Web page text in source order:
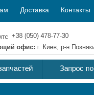
Доставка Контакты
+38 (050) 478-77-30
офис: г. Киев, р-н
Запрос